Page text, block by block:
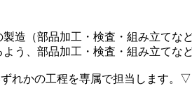
造（部品加工・検査・組み立てなど
う、部品加工・検査・組み立てな
れかの工程を専属で担当します。▽